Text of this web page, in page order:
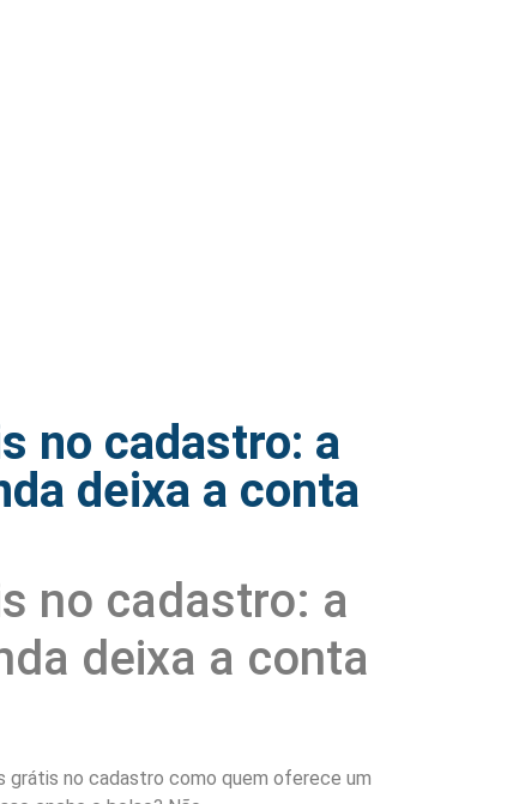
no cadastro: a
deixa a conta
no cadastro: a
deixa a conta
grátis no cadastro como quem oferece um